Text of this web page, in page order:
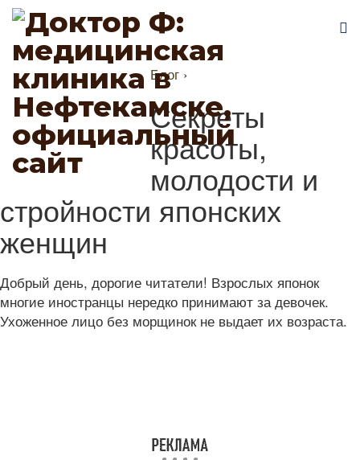
Блог ›
Секреты
красоты,
молодости и
стройности японских
женщин
Добрый день, дорогие читатели! Взрослых японок
многие иностранцы нередко принимают за девочек.
Ухоженное лицо без морщинок не выдает их возраста.